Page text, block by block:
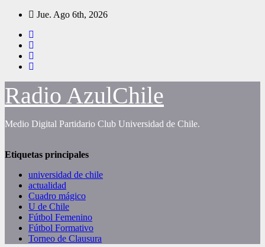
Saltar
contenido
Jue. Ago 6th, 2026
Radio AzulChile
Medio Digital Partidario Club Universidad de Chile.
Etiquetas principales
universidad de chile
actualidad
Cuadro mágico
U de Chile
Fútbol Femenino
Fútbol Formativo
Torneo de Clausura